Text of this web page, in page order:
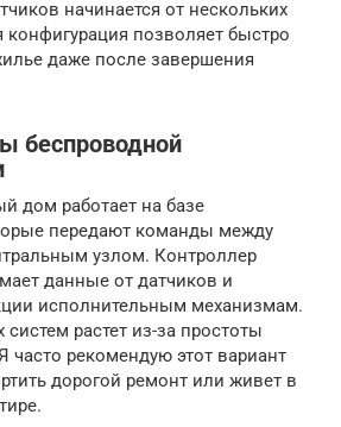
начинается от нескольких
конфигурация позволяет быстро
даже после завершения
беспроводной
дом работает на базе
передают команды между
узлом. Контроллер
данные от датчиков и
исполнительным механизмам.
систем растет из-за простоты
часто рекомендую этот вариант
дорогой ремонт или живет в